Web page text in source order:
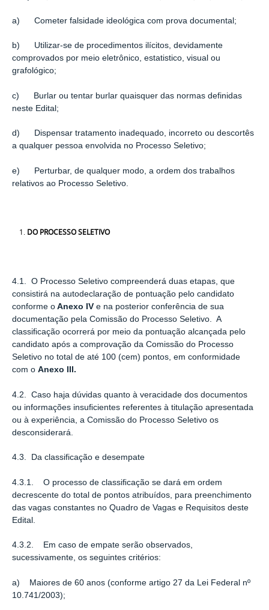
a) Cometer falsidade ideológica com prova documental;
b) Utilizar-se de procedimentos ilícitos, devidamente
comprovados por meio eletrônico, estatistico, visual ou
grafológico;
c) Burlar ou tentar burlar quaisquer das normas definidas
neste Edital;
d) Dispensar tratamento inadequado, incorreto ou descortês
a qualquer pessoa envolvida no Processo Seletivo;
e) Perturbar, de qualquer modo, a ordem dos trabalhos
relativos ao Processo Seletivo.
DO PROCESSO SELETIVO
4.1. O Processo Seletivo compreenderá duas etapas, que
consistirá na autodeclaração de pontuação pelo candidato
conforme o Anexo IV e na posterior conferência de sua
documentação pela Comissão do Processo Seletivo. A
classiﬁcação ocorrerá por meio da pontuação alcançada pelo
candidato após a comprovação da Comissão do Processo
Seletivo no total de até 100 (cem) pontos, em conformidade
com o Anexo III.
4.2. Caso haja dúvidas quanto à veracidade dos documentos
ou informações insuﬁcientes referentes à titulação apresentada
ou à experiência, a Comissão do Processo Seletivo os
desconsiderará.
4.3. Da classificação e desempate
4.3.1. O processo de classiﬁcação se dará em ordem
decrescente do total de pontos atribuídos, para preenchimento
das vagas constantes no Quadro de Vagas e Requisitos deste
Edital.
4.3.2. Em caso de empate serão observados,
sucessivamente, os seguintes critérios:
a) Maiores de 60 anos (conforme artigo 27 da Lei Federal nº
10.741/2003);